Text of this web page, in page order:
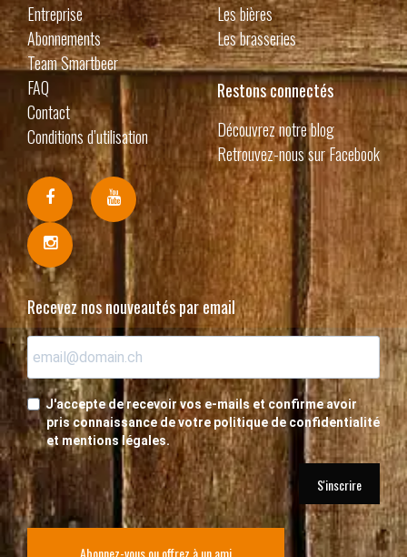
Entreprise
Abonnements
Team Smartbeer
FAQ
Contact
Conditions d’utilisation
Les bières
Les brasseries
Restons connectés
Découvrez notre blog
Retrouvez-nous sur Facebook
Recevez nos nouveautés par email
J'accepte de recevoir vos e-mails et confirme avoir
pris connaissance de votre politique de confidentialité
et mentions légales.
S'inscrire
Abonnez-vous ou offrez à un ami